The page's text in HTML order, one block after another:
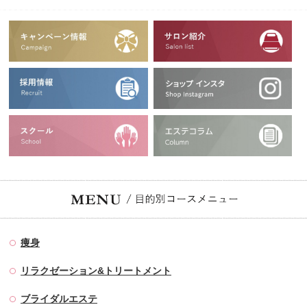
痩身
リラクゼーション&トリートメント
ブライダルエステ